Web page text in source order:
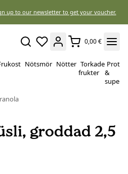
up to our newsletter to get your voucher.
0,00 €
Nötsmör Nötter Torkade
frukter
&
groddad 2,5